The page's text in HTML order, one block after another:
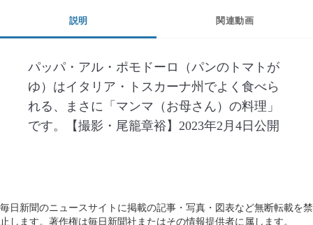
説明 関連動画
パッパ・アル・ポモドーロ（パンのトマトが
ゆ）はイタリア・トスカーナ州でよく食べら
れる、まさに「マンマ（お母さん）の料理」
です。【撮影・尾籠章裕】2023年2月4日公開
毎日新聞のニュースサイトに掲載の記事・写真・図表など無断転載を禁
止します。著作権は毎日新聞社またはその情報提供者に属します。